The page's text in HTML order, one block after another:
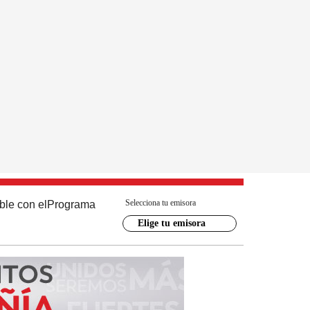
con el Programa Selecciona tu emisora
Elige tu emisora